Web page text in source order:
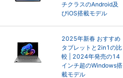
チクラスのAndroid及
びiOS搭載モデル
2025年新春 おすすめ
タブレットと2in1の比
較 | 2024年発売の14
インチ超のWindows搭
載モデル